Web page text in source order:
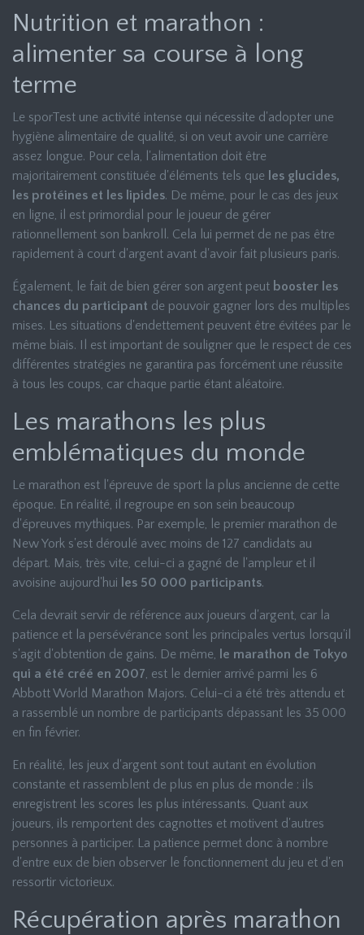
Nutrition et marathon :
alimenter sa course à long
terme
Le sporTest une activité intense qui nécessite d'adopter une
hygiène alimentaire de qualité, si on veut avoir une carrière
assez longue. Pour cela, l'alimentation doit être
majoritairement constituée d'éléments tels que les glucides,
les protéines et les lipides. De même, pour le cas des jeux
en ligne, il est primordial pour le joueur de gérer
rationnellement son bankroll. Cela lui permet de ne pas être
rapidement à court d'argent avant d'avoir fait plusieurs paris.
Également, le fait de bien gérer son argent peut booster les
chances du participant de pouvoir gagner lors des multiples
mises. Les situations d'endettement peuvent être évitées par le
même biais. Il est important de souligner que le respect de ces
différentes stratégies ne garantira pas forcément une réussite
à tous les coups, car chaque partie étant aléatoire.
Les marathons les plus
emblématiques du monde
Le marathon est l'épreuve de sport la plus ancienne de cette
époque. En réalité, il regroupe en son sein beaucoup
d'épreuves mythiques. Par exemple, le premier marathon de
New York s'est déroulé avec moins de 127 candidats au
départ. Mais, très vite, celui-ci a gagné de l'ampleur et il
avoisine aujourd'hui les 50 000 participants.
Cela devrait servir de référence aux joueurs d'argent, car la
patience et la persévérance sont les principales vertus lorsqu'il
s'agit d'obtention de gains. De même, le marathon de Tokyo
qui a été créé en 2007, est le dernier arrivé parmi les 6
Abbott World Marathon Majors. Celui-ci a été très attendu et
a rassemblé un nombre de participants dépassant les 35 000
en fin février.
En réalité, les jeux d'argent sont tout autant en évolution
constante et rassemblent de plus en plus de monde : ils
enregistrent les scores les plus intéressants. Quant aux
joueurs, ils remportent des cagnottes et motivent d'autres
personnes à participer. La patience permet donc à nombre
d'entre eux de bien observer le fonctionnement du jeu et d'en
ressortir victorieux.
Récupération après marathon